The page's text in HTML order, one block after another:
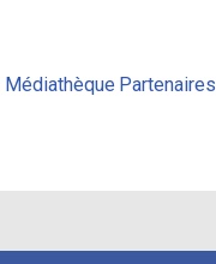
Médiathèque Partenaires